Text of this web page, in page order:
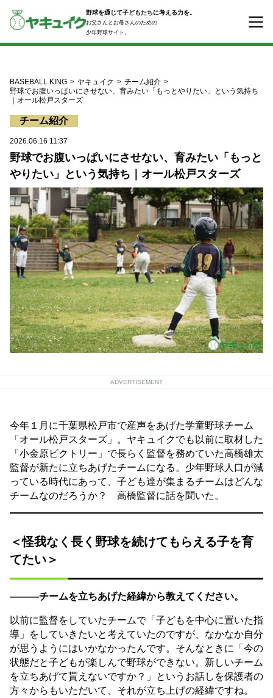
ン
野球を通じて子どもたちに考える力を。
お父さんとお母さんのための
少年野球サイト。
BASEBALL KING ヤキュイク
チーム紹介
野球でお腹いっぱいにさせない、育みたい「もっとやりたい」という気持ち
｜オール松戸スターズ
チーム紹介
2026.06.16 11:37
野球でお腹いっぱいにさせない、育みたい「もっと
やりたい」という気持ち｜オール松戸スターズ
ADVERTISEMENT
今年１月に千葉県松戸市で産声をあげた学童野球チーム
「オール松戸スターズ」。ヤキュイクでも以前に取材した
「小金原ビクトリー」で長らく監督を務めていた高橋雄太
監督が新たに立ちあげたチームになる。少年野球人口が減
っている時代にあって、子ども達が集まるチームはどんな
チームなのだろうか？ 高橋監督に話を聞いた。
＜怪我なく長く野球を続けてもらえる子を育
てたい＞
———チームを立ちあげた経緯から教えてください。
以前に監督をしていたチームで「子どもを中心に置いた指
導」をしていきたいと考えていたのですが、なかなか自分
が思うようにはいかなかったんです。そんなときに「今の
状態だと子どもが楽しんで野球ができない。新しいチーム
を立ちあげて貰えないですか？」というお話しを保護者の
方々からもいただいて、それが立ち上げの経緯ですね。